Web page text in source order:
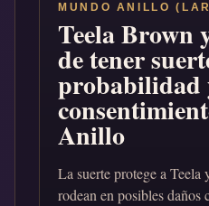
MUNDO ANILLO
Teela Brown
de tener
probabilidad
Anillo
La suerte protege a Teela
rodean en posibles daños